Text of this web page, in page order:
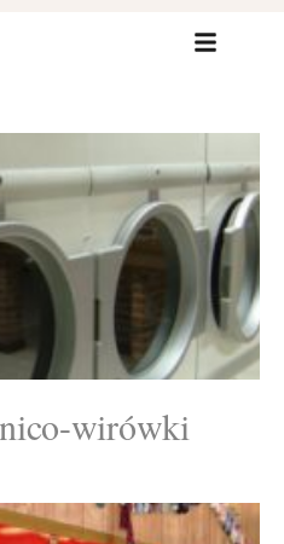
wirówki